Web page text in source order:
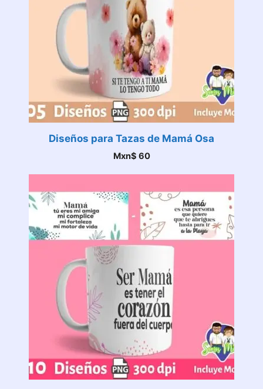
Diseños para Tazas de Mamá Osa
Mxn$ 60